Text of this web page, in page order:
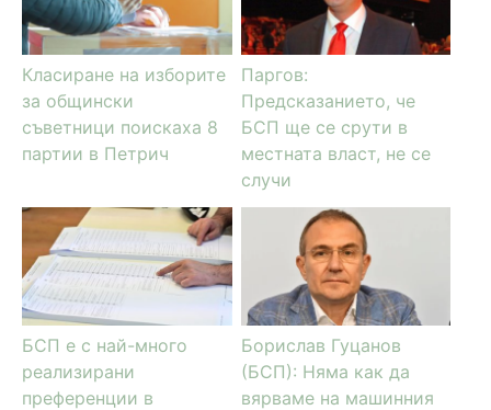
Класиране на изборите
за общински
съветници поискаха 8
партии в Петрич
Паргов:
Предсказанието, че
БСП ще се срути в
местната власт, не се
случи
БСП е с най-много
реализирани
преференции в
Борислав Гуцанов
(БСП): Няма как да
вярваме на машинния